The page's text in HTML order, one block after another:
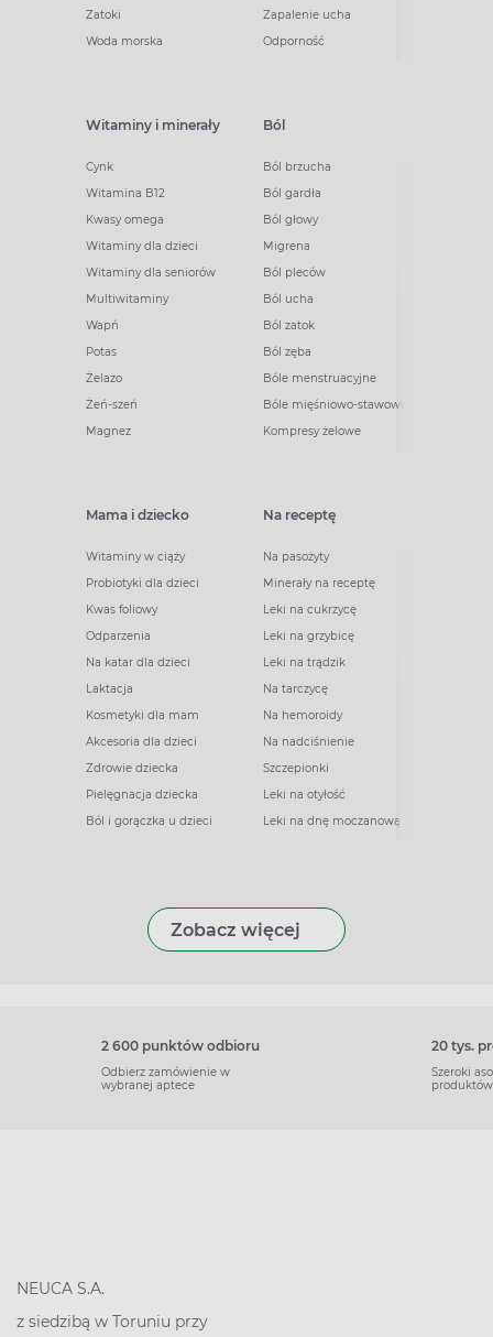
Zatoki
Woda morska
Zapalenie ucha
Odporność
Witaminy i minerały
Cynk
Witamina B12
Kwasy omega
Witaminy dla dzieci
Witaminy dla seniorów
Multiwitaminy
Wapń
Potas
Żelazo
Żeń-szeń
Magnez
Ból
Ból brzucha
Ból gardła
Ból głowy
Migrena
Ból pleców
Ból ucha
Ból zatok
Ból zęba
Bóle menstruacyjne
Bóle mięśniowo-stawowe
Kompresy żelowe
Mama i dziecko
Witaminy w ciąży
Probiotyki dla dzieci
Kwas foliowy
Odparzenia
Na katar dla dzieci
Laktacja
Kosmetyki dla mam
Akcesoria dla dzieci
Zdrowie dziecka
Pielęgnacja dziecka
Ból i gorączka u dzieci
Na receptę
Na pasożyty
Minerały na receptę
Leki na cukrzycę
Leki na grzybicę
Leki na trądzik
Na tarczycę
Na hemoroidy
Na nadciśnienie
Szczepionki
Leki na otyłość
Leki na dnę moczanową
Zobacz więcej
2 600 punktów odbioru
Odbierz zamówienie w
wybranej aptece
20 tys.
Szeroki
produktów
NEUCA S.A.
z siedzibą w Toruniu przy